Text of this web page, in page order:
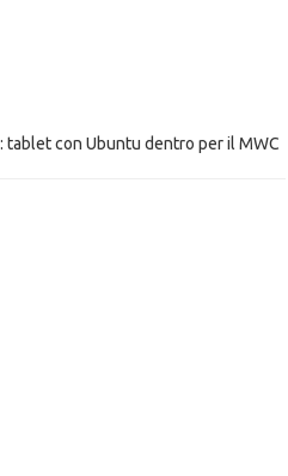
tablet con Ubuntu dentro per il MWC